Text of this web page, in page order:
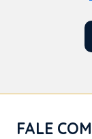
FALE